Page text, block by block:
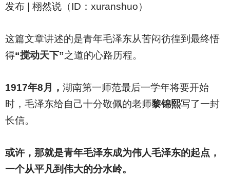
发布 | 栩然说（ID：xuranshuo）
这篇文章讲述的是青年毛泽东从苦闷彷徨到最终悟
得“搅动天下”之道的心路历程。
1917年8月， 湖南第一师范最后一学年将要开始
时，毛泽东给自己十分敬佩的老师黎锦熙写了一封
长信。
或许，那就是青年毛泽东成为伟人毛泽东的起点，
一个从平凡到伟大的分水岭。